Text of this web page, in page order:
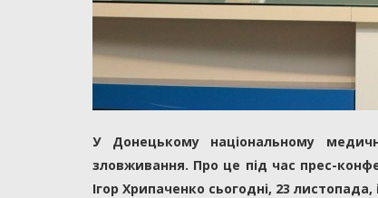
У Донецькому національному
зловживання. Про це під час прес-
Ігор Хрипаченко сьогодні, 23